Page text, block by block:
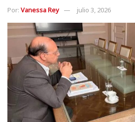
Por: Vanessa Rey julio 3, 2026